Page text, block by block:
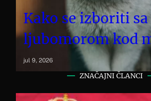
Kako se izboriti sa
ljubomorom kod
jul 9, 2026
ZNAČAJNI ČLANCI